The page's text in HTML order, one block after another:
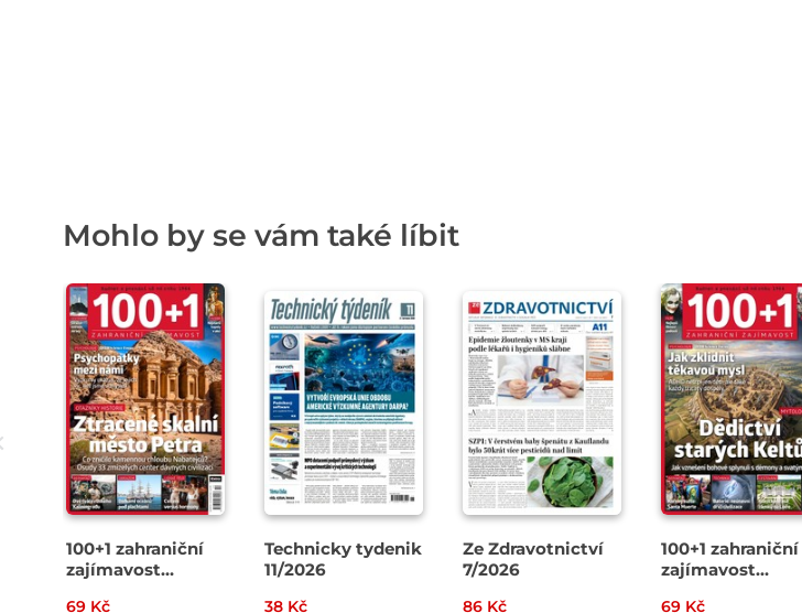
Mohlo by se vám také líbit
100+1 zahraniční
zajímavost
69 Kč
Technicky tydenik
11/2026
38 Kč
Ze Zdravotnictví
7/2026
86 Kč
100+1 zahraniční
zajímavost
69 Kč